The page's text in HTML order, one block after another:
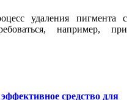
удаления пигмента с
например, при
средство для